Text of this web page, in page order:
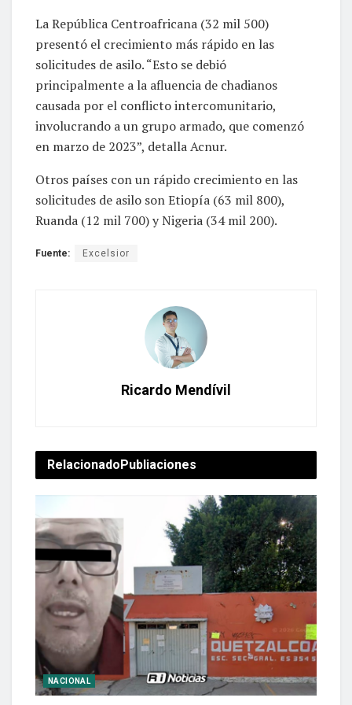
La República Centroafricana (32 mil 500)
presentó el crecimiento más rápido en las
solicitudes de asilo. “Esto se debió
principalmente a la afluencia de chadianos
causada por el conflicto intercomunitario,
involucrando a un grupo armado, que comenzó
en marzo de 2023”, detalla Acnur.
Otros países con un rápido crecimiento en las
solicitudes de asilo son Etiopía (63 mil 800),
Ruanda (12 mil 700) y Nigeria (34 mil 200).
Fuente: Excelsior
Ricardo Mendívil
RelacionadoPubliaciones
NACIONAL